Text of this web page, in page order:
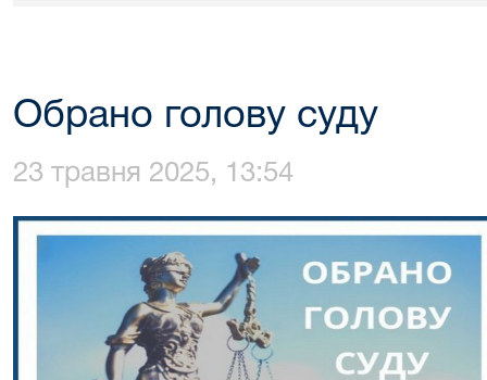
Обрано голову суду
23 травня 2025, 13:54